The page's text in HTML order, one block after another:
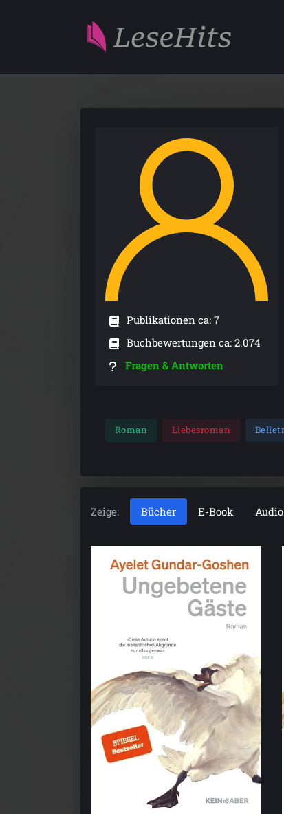
Publikationen ca: 7
Buchbewertungen ca: 2.074
Fragen & Antworten
Roman Liebesroman
Zeige: Bücher E-Book Audio